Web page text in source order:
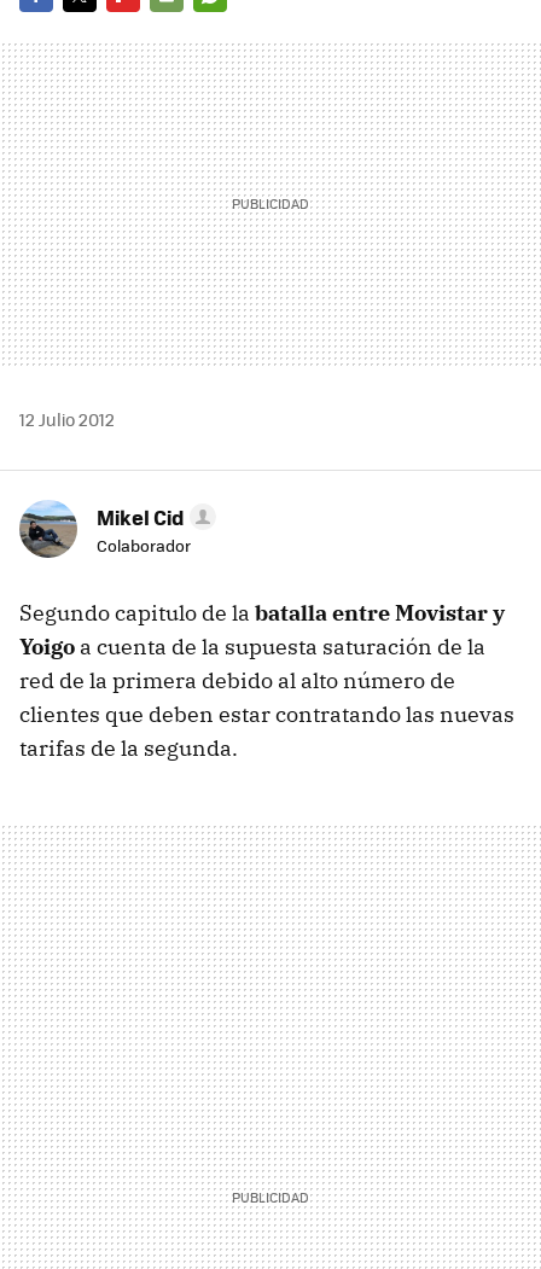
MAIL
12 Julio 2012
Mikel Cid
Colaborador
Segundo capitulo de la batalla entre Movistar y
Yoigo a cuenta de la supuesta saturación de la
red de la primera debido al alto número de
clientes que deben estar contratando las nuevas
tarifas de la segunda.